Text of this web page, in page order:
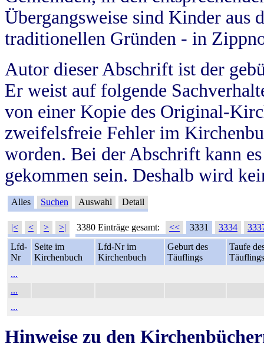
Übergangsweise sind Kinder aus
traditionellen Gründen - in
Autor dieser Abschrift ist der
Er weist auf folgende
von einer Kopie des Original-
zweifelsfreie Fehler im
worden. Bei der Abschrift kann
gekommen sein. Deshalb wird
Alles Suchen Auswahl Detail
|< < > >| 3380 Einträge gesamt: << 3331 3334
Lfd-
Nr
Seite im
Kirchenbuch
Lfd-Nr im
Kirchenbuch
Geburt des
Täuflings
Taufe
Täuflings
...
...
...
Hinweise zu den